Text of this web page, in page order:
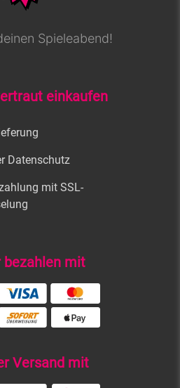
Spieleabend!
einkaufen
Datenschutz
mit SSL-
bezahlen mit
Versand mit